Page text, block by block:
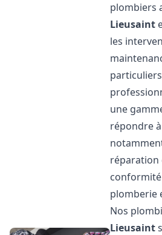
plombiers
Lieusaint
les
une
répondre
réparation
plomberie
Nos
Lieusaint